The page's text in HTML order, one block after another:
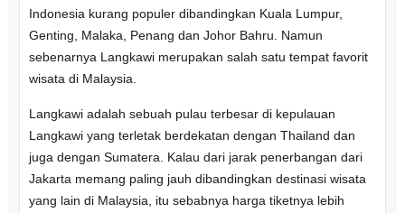
Indonesia kurang populer dibandingkan Kuala Lumpur,
Genting, Malaka, Penang dan Johor Bahru. Namun
sebenarnya Langkawi merupakan salah satu tempat favorit
wisata di Malaysia.
Langkawi adalah sebuah pulau terbesar di kepulauan
Langkawi yang terletak berdekatan dengan Thailand dan
juga dengan Sumatera. Kalau dari jarak penerbangan dari
Jakarta memang paling jauh dibandingkan destinasi wisata
yang lain di Malaysia, itu sebabnya harga tiketnya lebih